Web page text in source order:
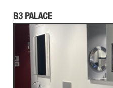
B3 PALACE